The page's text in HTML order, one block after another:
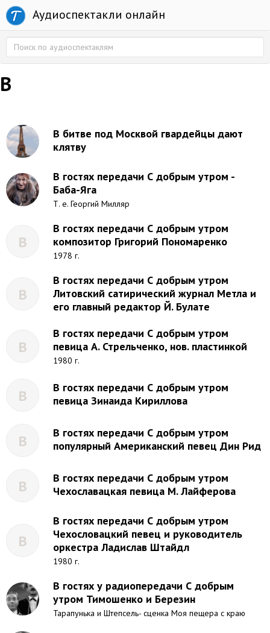
Аудиоспектакли онлайн
В
В битве под Москвой гвардейцы дают
клятву
В гостях передачи С добрым утром -
Баба-Яга
Т. е. Георгий Милляр
В
В гостях передачи С добрым утром
композитор Григорий Пономаренко
1978 г.
В
В гостях передачи С добрым утром
Литовский сатирический журнал Метла и
его главный редактор Й. Булате
В
В гостях передачи С добрым утром
певица А. Стрельченко, нов. пластинкой
1980 г.
В
В гостях передачи С добрым утром
певица Зинаида Кириллова
В
В гостях передачи С добрым утром
популярный Американский певец Дин Рид
В
В гостях передачи С добрым утром
Чехославацкая певица М. Лайферова
В
В гостях передачи С добрым утром
Чехословацкий певец и руководитель
оркестра Ладислав Штайдл
1980 г.
В гостях у радиопередачи С добрым
утром Тимошенко и Березин
Тарапунька и Штепсель- сценка Моя пещера с краю